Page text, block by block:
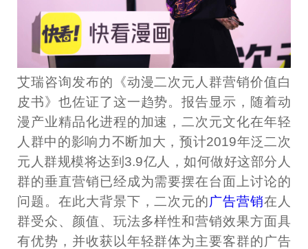
艾瑞咨询发布的《动漫二次元人群营销价值白
皮书》也佐证了这一趋势。报告显示，随着动
漫产业精品化进程的加速，二次元文化在年轻
人群中的影响力不断加大，预计2019年泛二次
元人群规模将达到3.9亿人，如何做好这部分人
群的垂直营销已经成为需要摆在台面上讨论的
问题。在此大背景下，二次元的广告营销在人
群受众、颜值、玩法多样性和营销效果方面具
有优势，并收获以年轻群体为主要客群的广告